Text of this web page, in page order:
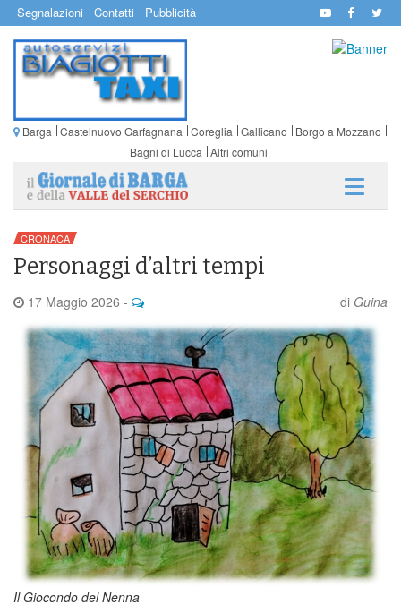
Segnalazioni Contatti Pubblicità
Barga Castelnuovo Garfagnana Coreglia Gallicano
Borgo a Mozzano
Bagni di Lucca Altri comuni
CRONACA
Personaggi d’altri tempi
17 Maggio 2026 - di Guina
Il Giocondo del Nenna